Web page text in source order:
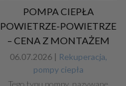
POMPA CIEPŁA
POWIETRZE-POWIETRZE
– CENA Z MONTAŻEM
06.07.2026 | Rekuperacja,
pompy ciepła
Tego typu pompy, nazywane